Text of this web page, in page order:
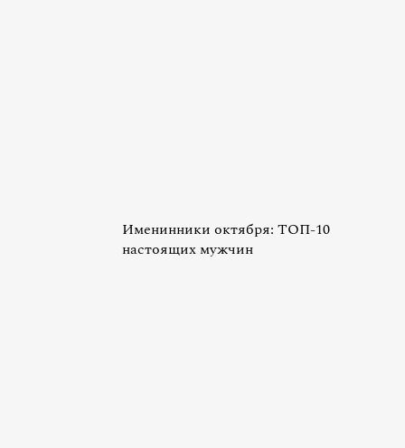
Именинники октября: ТОП-10
настоящих мужчин